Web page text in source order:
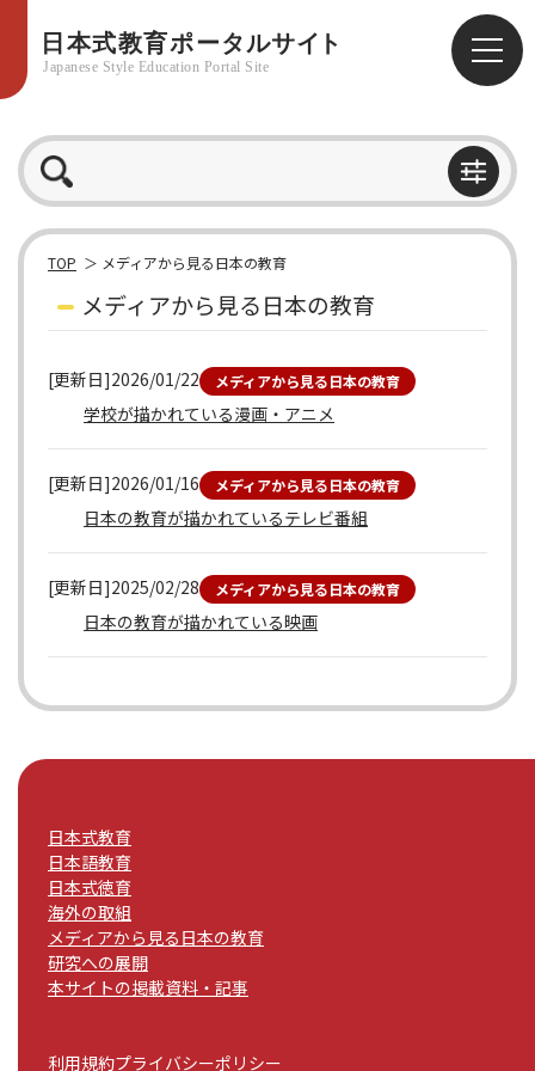
TOP メディアから見る日本の教育
メディアから見る日本の教育
[更新日]2026/01/22 メディアから見る日本の教育
学校が描かれている漫画・アニメ
[更新日]2026/01/16 メディアから見る日本の教育
日本の教育が描かれているテレビ番組
[更新日]2025/02/28 メディアから見る日本の教育
日本の教育が描かれている映画
日本式教育
日本語教育
日本式徳育
海外の取組
メディアから見る日本の教育
研究への展開
本サイトの掲載資料・記事
利用規約プライバシーポリシー